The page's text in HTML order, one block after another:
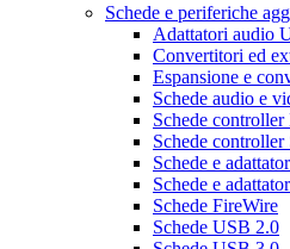
Schede e periferiche
Adattatori audio
Convertitori ed
Espansione e
Schede audio e
Schede
Schede controller
Schede e
Schede e
Schede FireWire
Schede USB 2.0